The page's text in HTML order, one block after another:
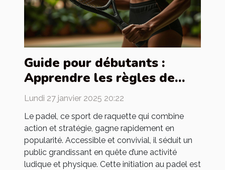
Guide pour débutants :
Apprendre les règles de
base du padel
Lundi 27 janvier 2025 20:22
Le padel, ce sport de raquette qui combine
action et stratégie, gagne rapidement en
popularité. Accessible et convivial, il séduit un
public grandissant en quête d’une activité
ludique et physique. Cette initiation au padel est